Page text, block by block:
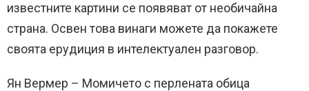
известните картини се появяват от необичайна
страна. Освен това винаги можете да покажете
своята ерудиция в интелектуален разговор.
Ян Вермер – Момичето с перлената обица